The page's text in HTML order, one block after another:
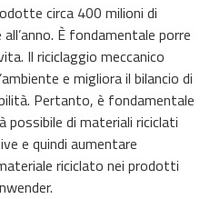
circa 400 milioni di
È fondamentale porre
Il riciclaggio meccanico
e migliora il bilancio di
Pertanto, è fondamentale
possibile di materiali riciclati
e quindi aumentare
riciclato nei prodotti